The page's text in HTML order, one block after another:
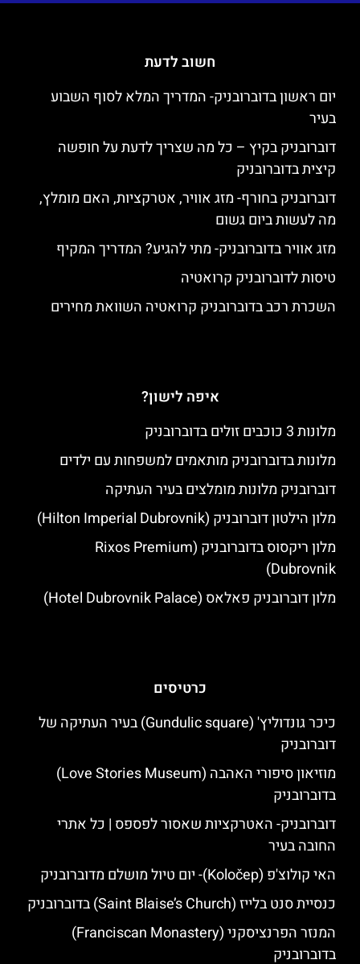
חשוב לדעת
יום ראשון בדוברובניק- המדריך המלא לסוף השבוע
בעיר
דוברובניק בקיץ – כל מה שצריך לדעת על חופשה
קיצית בדוברובניק
דוברובניק בחורף- מזג אוויר, אטרקציות, האם מומלץ,
מה לעשות ביום גשום
מזג אוויר בדוברובניק- מתי להגיע? המדריך המקיף
טיסות לדוברובניק קרואטיה
השכרת רכב בדוברובניק קרואטיה השוואת מחירים
איפה לישון?
מלונות 3 כוכבים זולים בדוברובניק
מלונות בדוברובניק מותאמים למשפחות עם ילדים
דוברובניק מלונות מומלצים בעיר העתיקה
מלון הילטון דוברובניק (Hilton Imperial Dubrovnik)
מלון ריקסוס בדוברובניק (Rixos Premium
Dubrovnik)
מלון דוברובניק פאלאס (Hotel Dubrovnik Palace)
כרטיסים
כיכר גונדוליץ' (Gundulic square) בעיר העתיקה של
דוברובניק
מוזיאון סיפורי האהבה (Love Stories Museum)
בדוברובניק
דוברובניק- האטרקציות שאסור לפספס | כל אתרי
החובה בעיר
האי קולוצ'פ (Koločep)- יום טיול מושלם מדוברובניק
כנסיית סנט בלייז (Saint Blaise’s Church) בדוברובניק
המנזר הפרנציסקני (Franciscan Monastery)
בדוברובניק